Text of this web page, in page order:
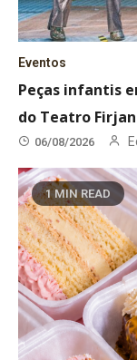
Eventos
Peças infantis
do Teatro
06/08/2026
1 MIN READ